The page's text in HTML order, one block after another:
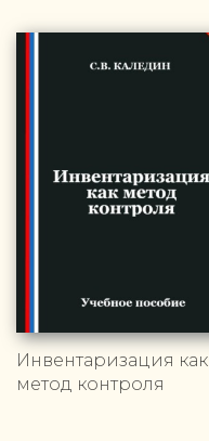
Инвентаризация как
метод контроля